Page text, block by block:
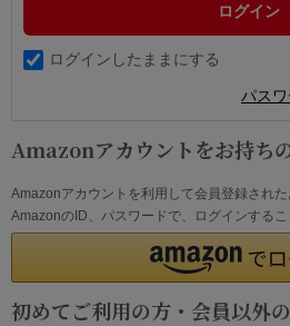
ログインしたままにする
パス
Amazonアカウントをお持ち
Amazonアカウントを利用して会員登録された
AmazonのID、パスワードで、ログインするこ
初めてご利用の方・会員以外